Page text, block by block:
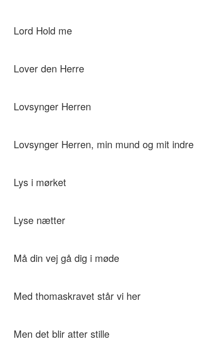
Lord Hold me
Lover den Herre
Lovsynger Herren
Lovsynger Herren, min mund og mit indre
Lys i mørket
Lyse nætter
Må din vej gå dig i møde
Med thomaskravet står vi her
Men det blir atter stille